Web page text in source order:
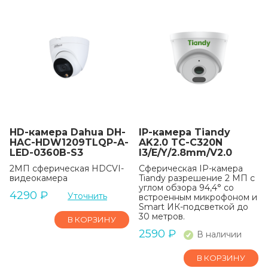
HD-камера Dahua DH-
HAC-HDW1209TLQP-A-
LED-0360B-S3
2МП сферическая HDCVI-
видеокамера
4290 ₽ Уточнить
В КОРЗИНУ
IP-камера Tiandy
AK2.0 TC-C320N
I3/E/Y/2.8mm/V2.0
Сферическая IP-камера
Tiandy разрешение 2 МП с
углом обзора 94,4° со
встроенным микрофоном и
Smart ИК-подсветкой до
30 метров.
2590 ₽ В наличии
В КОРЗИНУ